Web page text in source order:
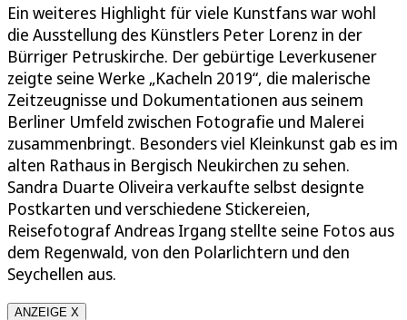
Ein weiteres Highlight für viele Kunstfans war wohl
die Ausstellung des Künstlers Peter Lorenz in der
Bürriger Petruskirche. Der gebürtige Leverkusener
zeigte seine Werke „Kacheln 2019“, die malerische
Zeitzeugnisse und Dokumentationen aus seinem
Berliner Umfeld zwischen Fotografie und Malerei
zusammenbringt. Besonders viel Kleinkunst gab es im
alten Rathaus in Bergisch Neukirchen zu sehen.
Sandra Duarte Oliveira verkaufte selbst designte
Postkarten und verschiedene Stickereien,
Reisefotograf Andreas Irgang stellte seine Fotos aus
dem Regenwald, von den Polarlichtern und den
Seychellen aus.
ANZEIGE X